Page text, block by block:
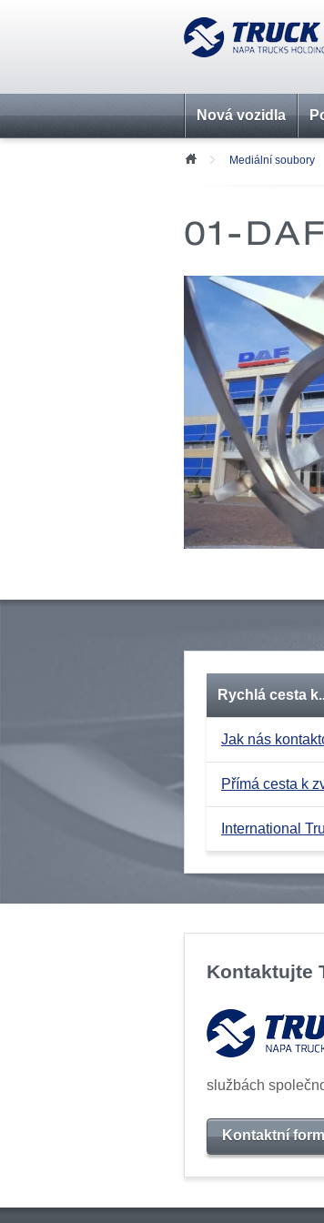
Nová vozidla
Mediální soubory
01-
Rychlá cesta
Jak nás
Přímá cesta k
International
Kontaktujte
službách
Kontaktní